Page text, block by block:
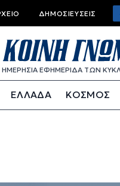
Top bar
ΔΗΜΟΣΙΕΎΣΕΙΣ
ΗΜΕΡΗΣΙΑ ΕΦΗΜΕΡΙΔΑ ΤΩΝ
ΕΛΛΑΔΑ ΚΟΣΜΟΣ